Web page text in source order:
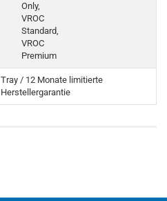
Only,
VROC
Standard,
VROC
Premium
Tray / 12 Monate limitierte
Herstellergarantie